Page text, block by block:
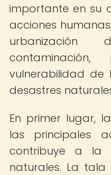
importante en su
acciones
vulnerabilidad de
desastres
En primer lugar,
las principales
contribuye a la
naturales. La tala